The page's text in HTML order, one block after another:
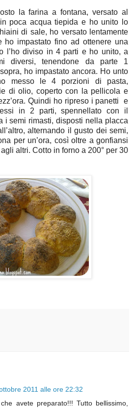
la farina a fontana, versato al
poca acqua tiepida e ho unito lo
di sale, ho versato lentamente
ho impastato fino ad ottenere una
l’ho diviso in 4 parti e ho unito, a
diversi, tenendone da parte 1
ho impastato ancora. Ho unto
messo le 4 porzioni di pasta,
di olio, coperto con la pellicola e
Quindi ho ripreso i panetti e
in 2 parti, spennellato con il
i semi rimasti, disposti nella placca
alternando il gusto dei semi,
per un’ora, così oltre a gonfiansi
altri. Cotto in forno a 200° per 30
2011 alle ore 22:32
avete preparato!!! Tutto bellissimo,